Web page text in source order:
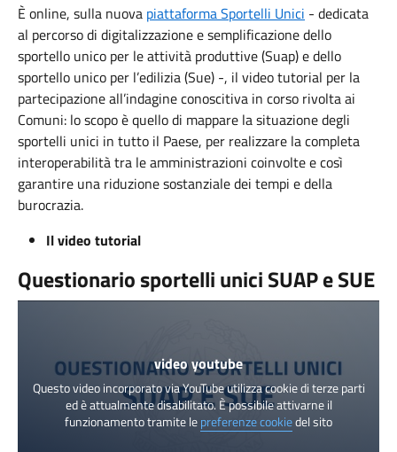
È online, sulla nuova piattaforma Sportelli Unici - dedicata
al percorso di digitalizzazione e semplificazione dello
sportello unico per le attività produttive (Suap) e dello
sportello unico per l’edilizia (Sue) -, il video tutorial per la
partecipazione all’indagine conoscitiva in corso rivolta ai
Comuni: lo scopo è quello di mappare la situazione degli
sportelli unici in tutto il Paese, per realizzare la completa
interoperabilità tra le amministrazioni coinvolte e così
garantire una riduzione sostanziale dei tempi e della
burocrazia.
Il video tutorial
Questionario sportelli unici SUAP e SUE
video youtube
Questo video incorporato via YouTube utilizza cookie di terze parti
ed è attualmente disabilitato. È possibile attivarne il
funzionamento tramite le preferenze cookiedel sito